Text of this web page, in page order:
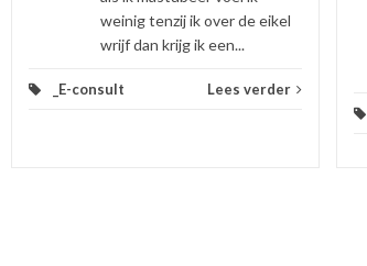
weinig tenzij ik over de eikel
wrijf dan krijg ik een...
_E-consult Lees verder